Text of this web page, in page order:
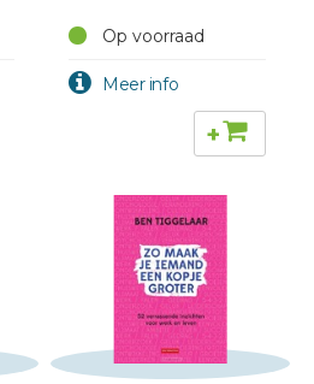
Op voorraad
+